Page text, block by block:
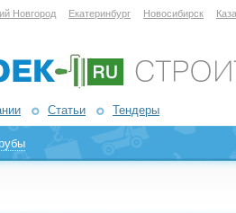
Новгород Екатеринбург Новосибирск
Статьи Тендеры